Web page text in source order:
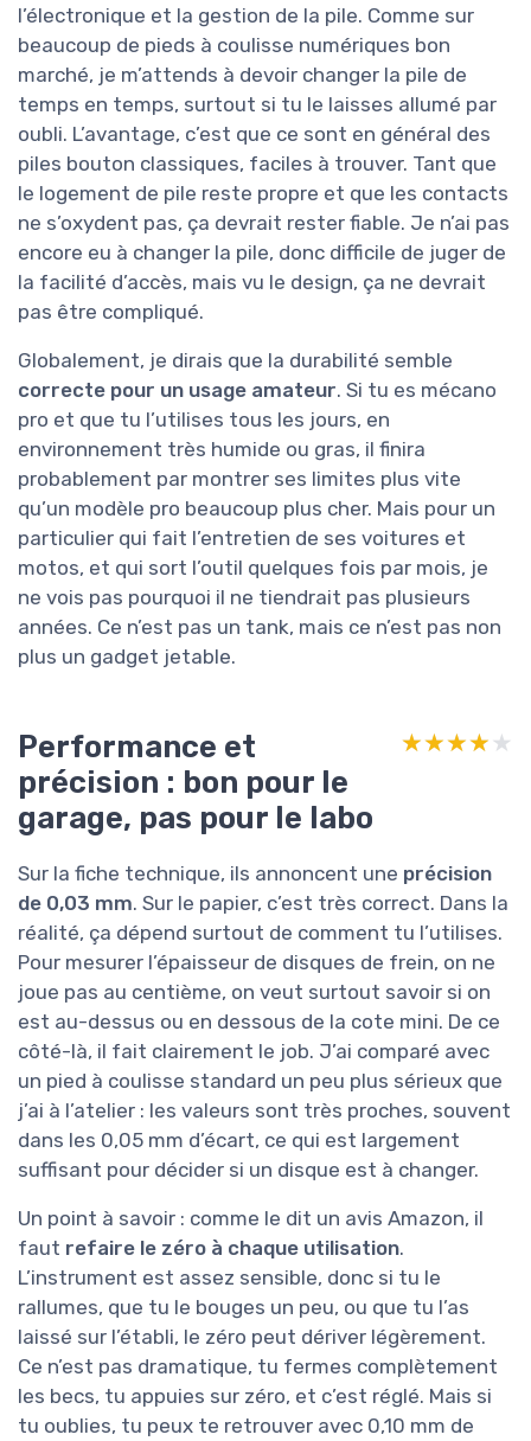
l’électronique et la gestion de la pile. Comme sur
beaucoup de pieds à coulisse numériques bon
marché, je m’attends à devoir changer la pile de
temps en temps, surtout si tu le laisses allumé par
oubli. L’avantage, c’est que ce sont en général des
piles bouton classiques, faciles à trouver. Tant que
le logement de pile reste propre et que les contacts
ne s’oxydent pas, ça devrait rester fiable. Je n’ai pas
encore eu à changer la pile, donc difficile de juger de
la facilité d’accès, mais vu le design, ça ne devrait
pas être compliqué.
Globalement, je dirais que la durabilité semble
correcte pour un usage amateur. Si tu es mécano
pro et que tu l’utilises tous les jours, en
environnement très humide ou gras, il finira
probablement par montrer ses limites plus vite
qu’un modèle pro beaucoup plus cher. Mais pour un
particulier qui fait l’entretien de ses voitures et
motos, et qui sort l’outil quelques fois par mois, je
ne vois pas pourquoi il ne tiendrait pas plusieurs
années. Ce n’est pas un tank, mais ce n’est pas non
plus un gadget jetable.
Performance et
précision : bon pour le
garage, pas pour le labo
★★★★★
★★★★★
Sur la fiche technique, ils annoncent une précision
de 0,03 mm. Sur le papier, c’est très correct. Dans la
réalité, ça dépend surtout de comment tu l’utilises.
Pour mesurer l’épaisseur de disques de frein, on ne
joue pas au centième, on veut surtout savoir si on
est au-dessus ou en dessous de la cote mini. De ce
côté-là, il fait clairement le job. J’ai comparé avec
un pied à coulisse standard un peu plus sérieux que
j’ai à l’atelier : les valeurs sont très proches, souvent
dans les 0,05 mm d’écart, ce qui est largement
suffisant pour décider si un disque est à changer.
Un point à savoir : comme le dit un avis Amazon, il
faut refaire le zéro à chaque utilisation.
L’instrument est assez sensible, donc si tu le
rallumes, que tu le bouges un peu, ou que tu l’as
laissé sur l’établi, le zéro peut dériver légèrement.
Ce n’est pas dramatique, tu fermes complètement
les becs, tu appuies sur zéro, et c’est réglé. Mais si
tu oublies, tu peux te retrouver avec 0,10 mm de